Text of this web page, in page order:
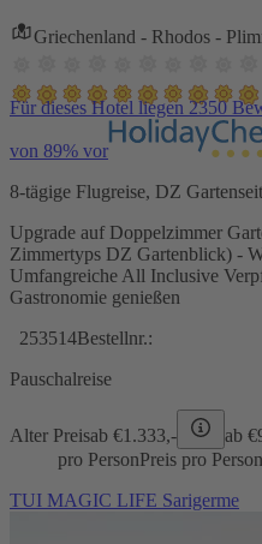
Griechenland - Rhodos -
Für dieses Hotel liegen 2350
von 89% vor
8-tägige Flugreise, DZ
Upgrade auf Doppelzimmer
Zimmertyps DZ Gartenblick) -
Umfangreiche All Inclusive
Gastronomie genießen
253514Bestellnr.:
Pauschalreise
Alter Preisab €1.333,- ab €
pro PersonPreis pro Person
TUI MAGIC LIFE Sarigerme